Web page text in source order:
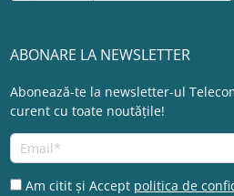
ABONARE LA NEWSLETTER
Abonează-te la newsletter-ul
curent cu toate noutățile!
Am citit și Accept politica de